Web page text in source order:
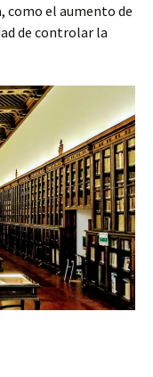
como el aumento de
de controlar la